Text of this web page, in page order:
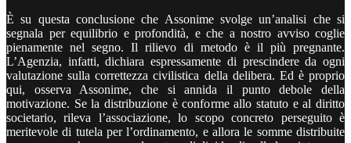
È su questa conclusione che Assonime svolge un’analisi che si
segnala per equilibrio e profondità, e che a nostro avviso coglie
pienamente nel segno. Il rilievo di metodo è il più pregnante.
L’Agenzia, infatti, dichiara espressamente di prescindere da ogni
valutazione sulla correttezza civilistica della delibera. Ed è proprio
qui, osserva Assonime, che si annida il punto debole della
motivazione. Se la distribuzione è conforme allo statuto e al diritto
societario, rileva l’associazione, lo scopo concreto perseguito è
meritevole di tutela per l’ordinamento, e allora le somme distribuite